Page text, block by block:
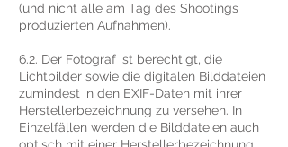
(und nicht alle am Tag des Shootings
produzierten Aufnahmen).
6.2. Der Fotograf ist berechtigt, die
Lichtbilder sowie die digitalen Bilddateien
zumindest in den EXIF-Daten mit ihrer
Herstellerbezeichnung zu versehen. In
Einzelfällen werden die Bilddateien auch